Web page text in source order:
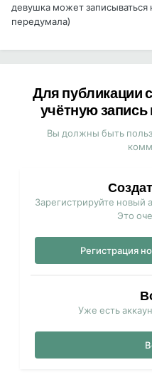
девушка может записываться
передумала)
Для публикации
учётную запись
Вы должны быть
Зарегистрируйте новый
Это
Регистрация
Уже есть